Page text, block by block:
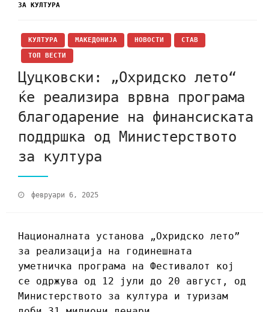
ЗА КУЛТУРА
КУЛТУРА МАКЕДОНИЈА НОВОСТИ
СТАВ
ТОП ВЕСТИ
Цуцковски: „Охридско лето“
ќе реализира врвна програма
благодарение на финансиската
поддршка од Министерството
за култура
февруари 6, 2025
Националната установа „Охридско лето”
за реализација на годинешната
уметничка програма на Фестивалот кој
се одржува од 12 јули до 20 август, од
Министерството за култура и туризам